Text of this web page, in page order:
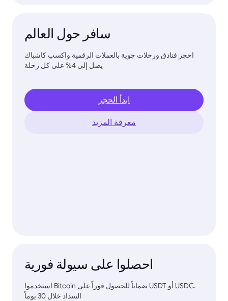
سافر حول العالم
احجز فنادق ورحلات جوية بالعملات الرقمية واكسب كاشباك
يصل إلى 4% على كل رحلة
ابدأ الحجز
معرفة المزيد
احصلوا على سيولة فورية
استخدموا Bitcoin ضماناً للحصول فوراً على USDT أو USDC.
السداد خلال 30 يوماً